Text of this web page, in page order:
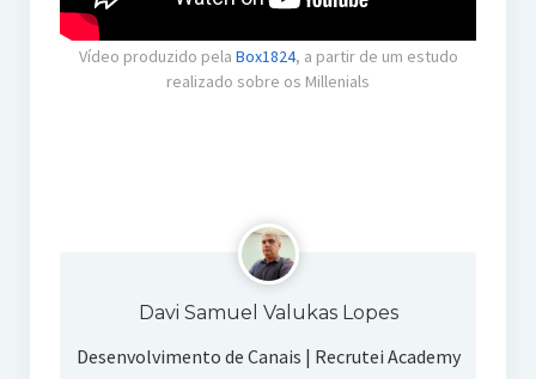
Vídeo produzido pela Box1824, a partir de um estudo
realizado sobre os Millenials
Davi Samuel Valukas Lopes
Desenvolvimento de Canais | Recrutei Academy